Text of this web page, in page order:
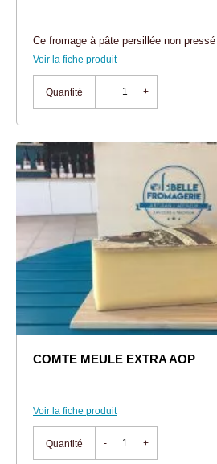
Ce fromage à pâte persillée non
Voir la fiche produit
Quantité - +
COMTE MEULE EXTRA AOP
Voir la fiche produit
Quantité - +